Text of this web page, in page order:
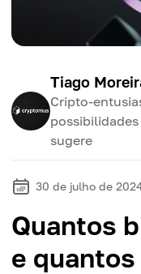
Tiago
Cripto-
sugere
30 de julho de
Quantos
e